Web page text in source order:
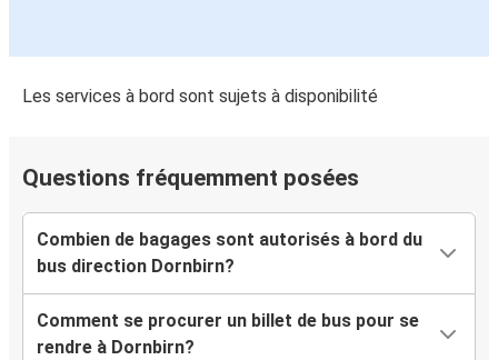
Les services à bord sont sujets à disponibilité
Questions fréquemment posées
Combien de bagages sont autorisés à bord du
bus direction Dornbirn?
Comment se procurer un billet de bus pour se
rendre à Dornbirn?